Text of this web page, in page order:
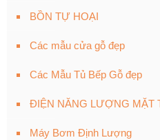
BỒN TỰ HOẠI
Các mẫu cửa gỗ đẹp
Các Mẫu Tủ Bếp Gỗ đẹp
ĐIỆN NĂNG LƯỢNG MẶT
Máy Bơm Định Lượng